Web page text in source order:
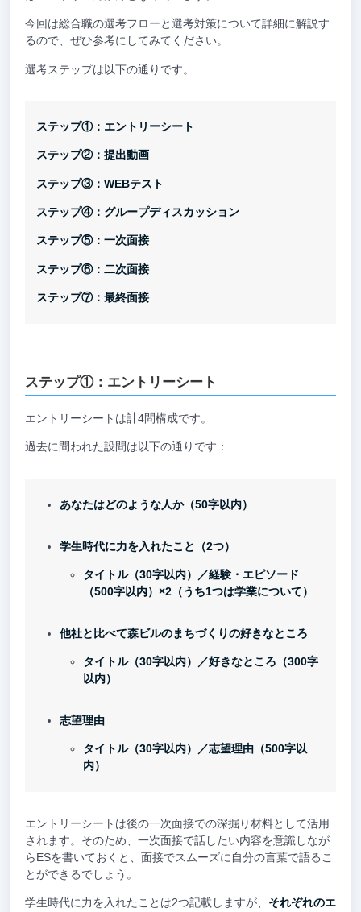
今回は総合職の選考フローと選考対策について詳細に解説す
るので、ぜひ参考にしてみてください。
選考ステップは以下の通りです。
ステップ①：エントリーシート
ステップ②：提出動画
ステップ③：WEBテスト
ステップ④：グループディスカッション
ステップ⑤：一次面接
ステップ⑥：二次面接
ステップ⑦：最終面接
ステップ①：エントリーシート
エントリーシートは計4問構成です。
過去に問われた設問は以下の通りです：
あなたはどのような人か（50字以内）
学生時代に力を入れたこと（2つ）
タイトル（30字以内）／経験・エピソード
（500字以内）×2（うち1つは学業について）
他社と比べて森ビルのまちづくりの好きなところ
タイトル（30字以内）／好きなところ（300字
以内）
志望理由
タイトル（30字以内）／志望理由（500字以
内）
エントリーシートは後の一次面接での深掘り材料として活用
されます。そのため、一次面接で話したい内容を意識しなが
らESを書いておくと、面接でスムーズに自分の言葉で語るこ
とができるでしょう。
学生時代に力を入れたことは2つ記載しますが、 それぞれのエ